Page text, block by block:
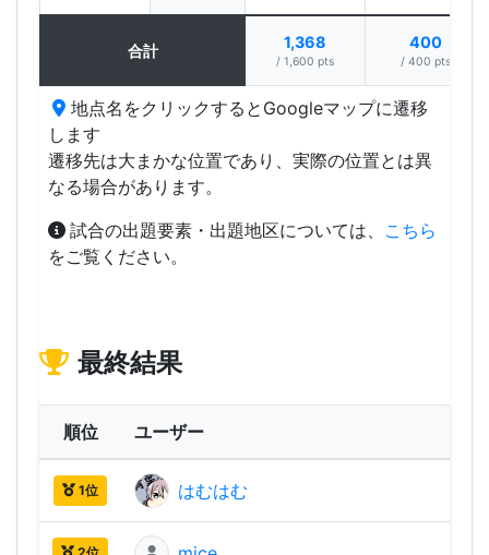
合計 1,368
/ 1,600 pts
400
/ 400 pts
地点名をクリックするとGoogleマップに遷移
します
遷移先は大まかな位置であり、実際の位置とは異
なる場合があります。
試合の出題要素・出題地区については、 こちら
をご覧ください。
最終結果
順位 ユーザー
1位 はむはむ